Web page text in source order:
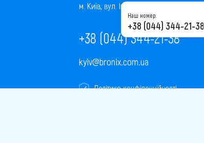
м. Київ, вул. Інститутська, 22/7, оф. 41
+38 (044) 344-21-38
kyiv@bronix.com.ua
Політика конфіденційності
Наш номер:
+38 (044) 344-21-38